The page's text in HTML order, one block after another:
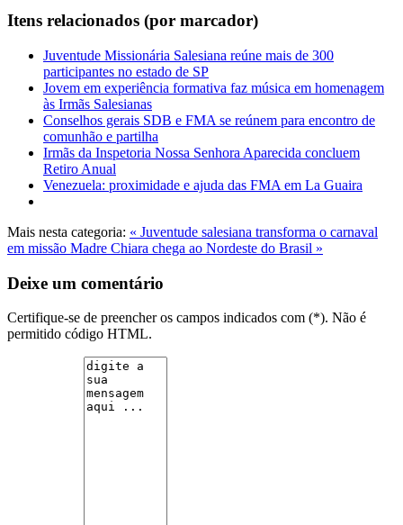
Itens relacionados (por marcador)
Juventude Missionária Salesiana reúne mais de 300
participantes no estado de SP
Jovem em experiência formativa faz música em homenagem
às Irmãs Salesianas
Conselhos gerais SDB e FMA se reúnem para encontro de
comunhão e partilha
Irmãs da Inspetoria Nossa Senhora Aparecida concluem
Retiro Anual
Venezuela: proximidade e ajuda das FMA em La Guaira
Mais nesta categoria: « Juventude salesiana transforma o carnaval
em missão Madre Chiara chega ao Nordeste do Brasil »
Deixe um comentário
Certifique-se de preencher os campos indicados com (*). Não é
permitido código HTML.